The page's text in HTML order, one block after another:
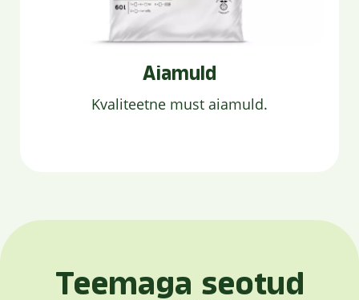
Aiamuld
Kvaliteetne must aiamuld.
Teemaga seotud